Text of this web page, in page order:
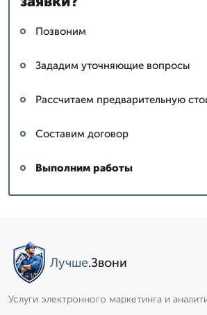
Позвоним
Зададим уточняющие вопросы
Рассчитаем предварительную
Составим договор
Выполним работы
Лучше.Звони
Услуги электронного маркетинга и